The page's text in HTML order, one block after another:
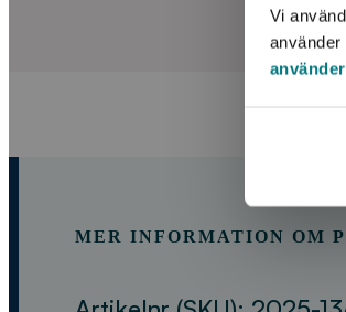
Vi
MER INFORMATION OM